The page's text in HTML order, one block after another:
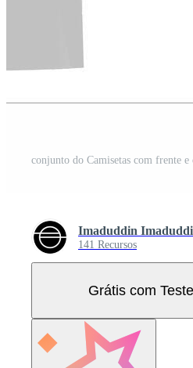
Imaduddin
141 Recursos
Grátis com Teste